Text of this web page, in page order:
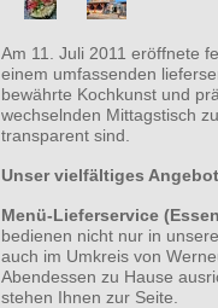
Am 11. Juli 2011 eröffnete
einem umfassenden
bewährte Kochkunst und
wechselnden Mittagstisch
transparent sind.
Unser vielfältiges
Menü-Lieferservice
bedienen nicht nur in
auch im Umkreis von
Abendessen zu Hause
stehen Ihnen zur Seite.